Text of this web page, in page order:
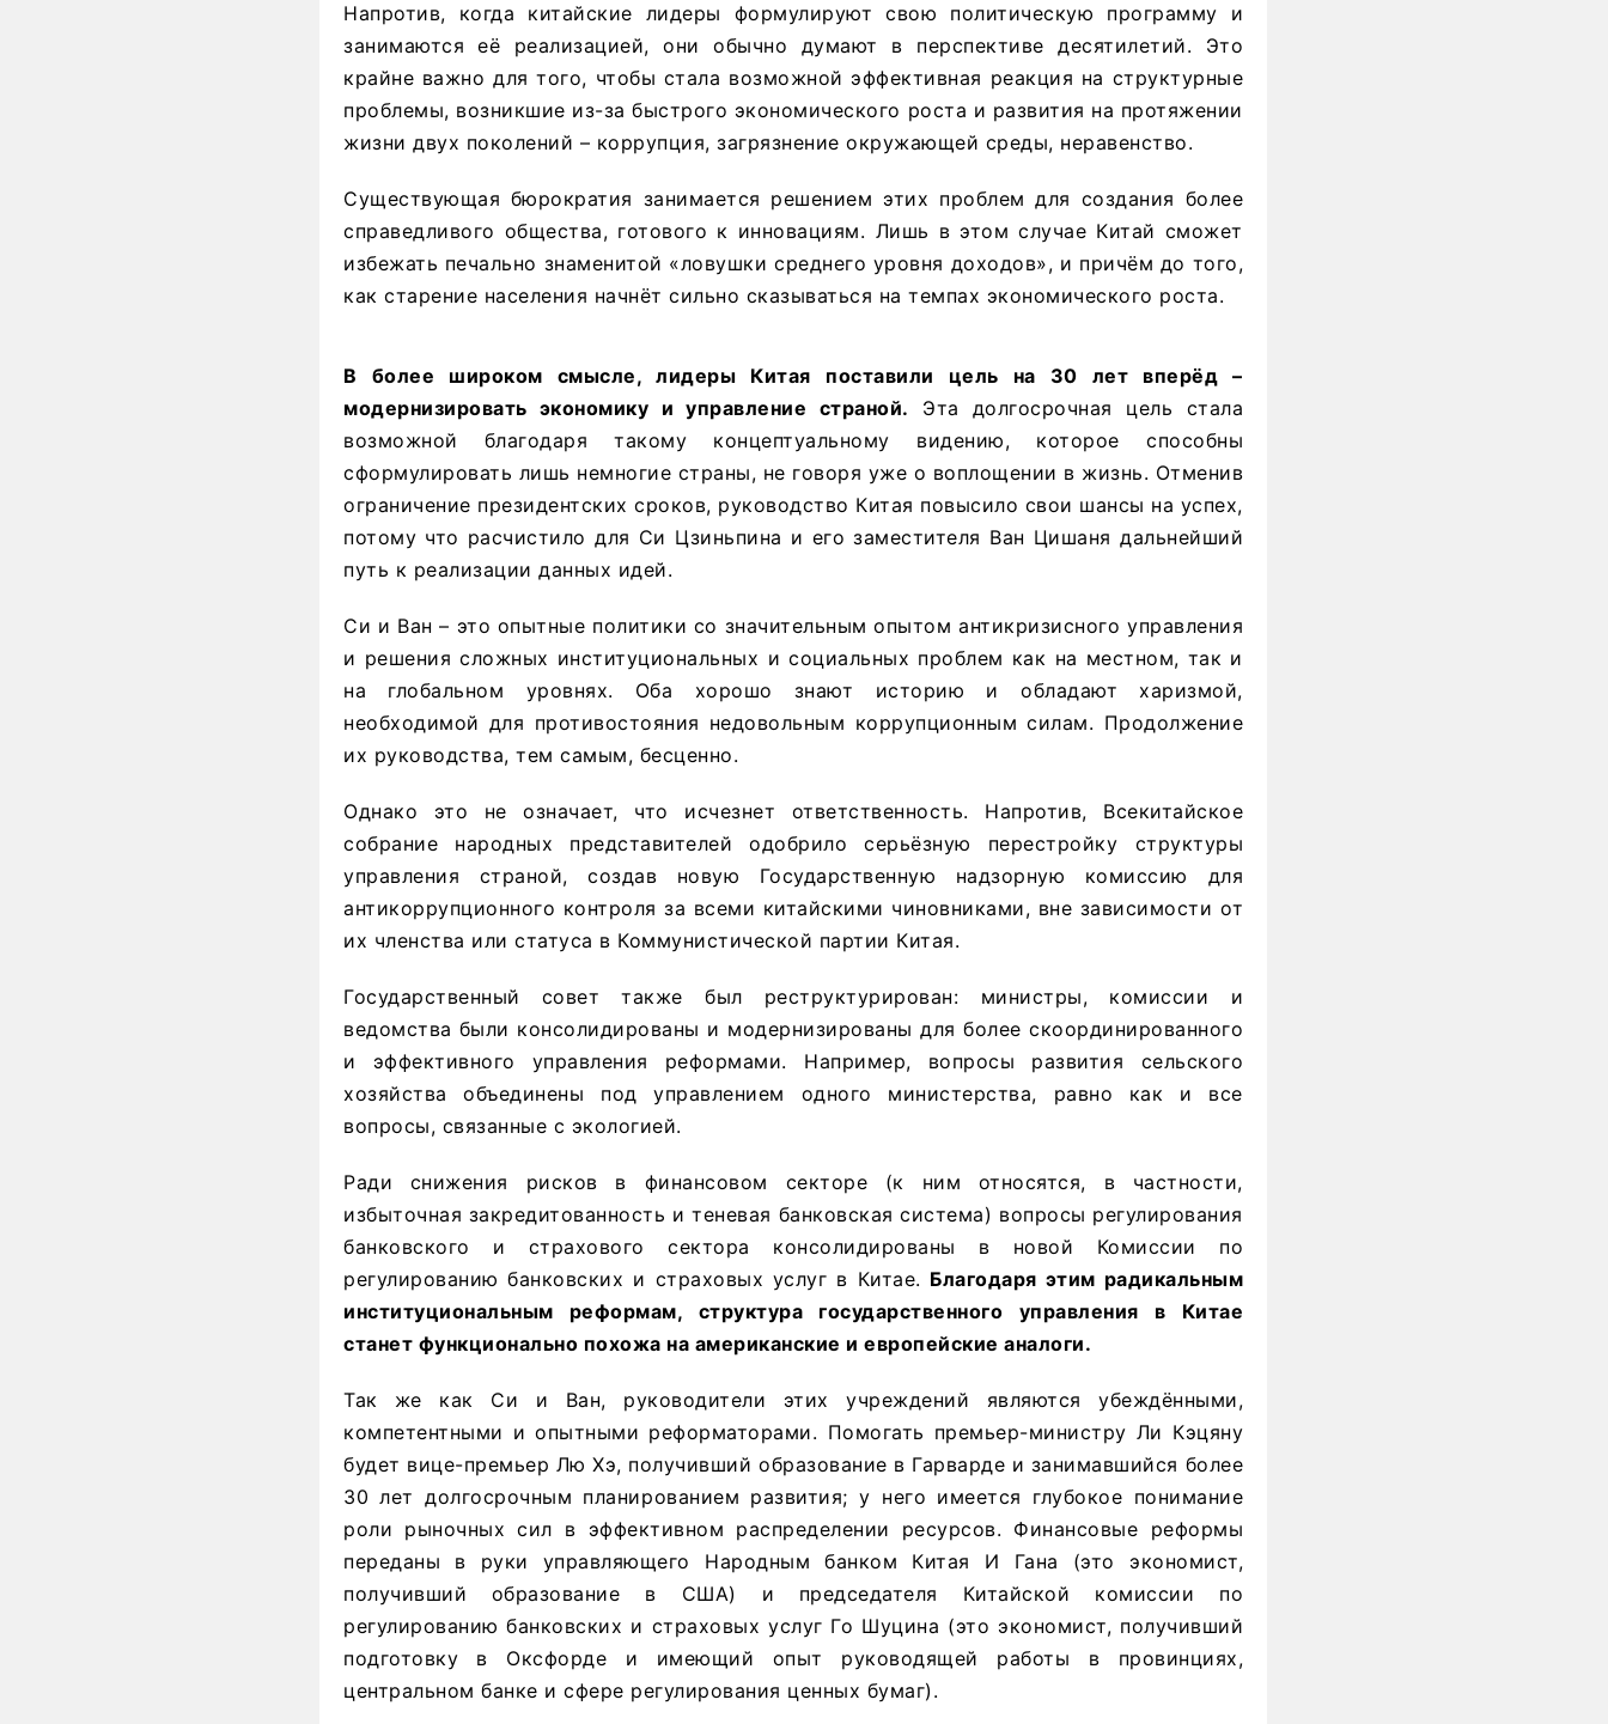
Напротив, когда китайские лидеры формулируют свою политическую программу и
занимаются её реализацией, они обычно думают в перспективе десятилетий. Это
крайне важно для того, чтобы стала возможной эффективная реакция на структурные
проблемы, возникшие из-за быстрого экономического роста и развития на протяжении
жизни двух поколений – коррупция, загрязнение окружающей среды, неравенство.
Существующая бюрократия занимается решением этих проблем для создания более
справедливого общества, готового к инновациям. Лишь в этом случае Китай сможет
избежать печально знаменитой «ловушки среднего уровня доходов», и причём до того,
как старение населения начнёт сильно сказываться на темпах экономического роста.
В более широком смысле, лидеры Китая поставили цель на 30 лет вперёд –
модернизировать экономику и управление страной. Эта долгосрочная цель стала
возможной благодаря такому концептуальному видению, которое способны
сформулировать лишь немногие страны, не говоря уже о воплощении в жизнь. Отменив
ограничение президентских сроков, руководство Китая повысило свои шансы на успех,
потому что расчистило для Си Цзиньпина и его заместителя Ван Цишаня дальнейший
путь к реализации данных идей.
Си и Ван – это опытные политики со значительным опытом антикризисного управления
и решения сложных институциональных и социальных проблем как на местном, так и
на глобальном уровнях. Оба хорошо знают историю и обладают харизмой,
необходимой для противостояния недовольным коррупционным силам. Продолжение
их руководства, тем самым, бесценно.
Однако это не означает, что исчезнет ответственность. Напротив, Всекитайское
собрание народных представителей одобрило серьёзную перестройку структуры
управления страной, создав новую Государственную надзорную комиссию для
антикоррупционного контроля за всеми китайскими чиновниками, вне зависимости от
их членства или статуса в Коммунистической партии Китая.
Государственный совет также был реструктурирован: министры, комиссии и
ведомства были консолидированы и модернизированы для более скоординированного
и эффективного управления реформами. Например, вопросы развития сельского
хозяйства объединены под управлением одного министерства, равно как и все
вопросы, связанные с экологией.
Ради снижения рисков в финансовом секторе (к ним относятся, в частности,
избыточная закредитованность и теневая банковская система) вопросы регулирования
банковского и страхового сектора консолидированы в новой Комиссии по
регулированию банковских и страховых услуг в Китае. Благодаря этим радикальным
институциональным реформам, структура государственного управления в Китае
станет функционально похожа на американские и европейские аналоги.
Так же как Си и Ван, руководители этих учреждений являются убеждёнными,
компетентными и опытными реформаторами. Помогать премьер-министру Ли Кэцяну
будет вице-премьер Лю Хэ, получивший образование в Гарварде и занимавшийся более
30 лет долгосрочным планированием развития; у него имеется глубокое понимание
роли рыночных сил в эффективном распределении ресурсов. Финансовые реформы
переданы в руки управляющего Народным банком Китая И Гана (это экономист,
получивший образование в США) и председателя Китайской комиссии по
регулированию банковских и страховых услуг Го Шуцина (это экономист, получивший
подготовку в Оксфорде и имеющий опыт руководящей работы в провинциях,
центральном банке и сфере регулирования ценных бумаг).